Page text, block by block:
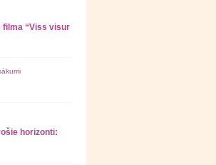
filma “Viss visur
horizonti: